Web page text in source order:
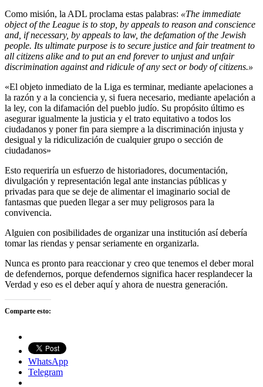
Como misión, la ADL proclama estas palabras: «The immediate
object of the League is to stop, by appeals to reason and conscience
and, if necessary, by appeals to law, the defamation of the Jewish
people. Its ultimate purpose is to secure justice and fair treatment to
all citizens alike and to put an end forever to unjust and unfair
discrimination against and ridicule of any sect or body of citizens.»
«El objeto inmediato de la Liga es terminar, mediante apelaciones a
la razón y a la conciencia y, si fuera necesario, mediante apelación a
la ley, con la difamación del pueblo judío. Su propósito último es
asegurar igualmente la justicia y el trato equitativo a todos los
ciudadanos y poner fin para siempre a la discriminación injusta y
desigual y la ridiculización de cualquier grupo o sección de
ciudadanos»
Esto requeriría un esfuerzo de historiadores, documentación,
divulgación y representación legal ante instancias públicas y
privadas para que se deje de alimentar el imaginario social de
fantasmas que pueden llegar a ser muy peligrosos para la
convivencia.
Alguien con posibilidades de organizar una institución así debería
tomar las riendas y pensar seriamente en organizarla.
Nunca es pronto para reaccionar y creo que tenemos el deber moral
de defendernos, porque defendernos significa hacer resplandecer la
Verdad y eso es el deber aquí y ahora de nuestra generación.
Comparte esto:
WhatsApp
Telegram